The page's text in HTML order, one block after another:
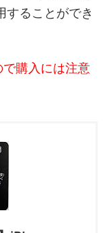
ることができ
購入には注意